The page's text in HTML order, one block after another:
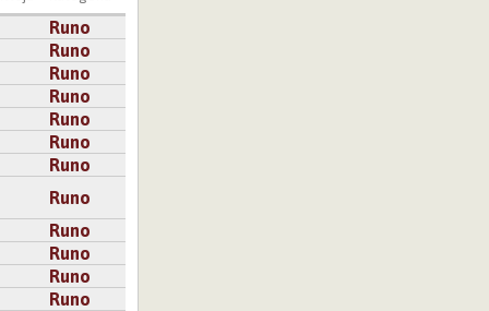
Runo
Runo
Runo
Runo
Runo
Runo
Runo
Runo
Runo
Runo
Runo
Runo